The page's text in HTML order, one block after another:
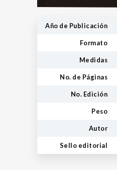
Año de Publicación
Formato
Medidas
No. de Páginas
No. Edición
Peso
Autor
Sello editorial